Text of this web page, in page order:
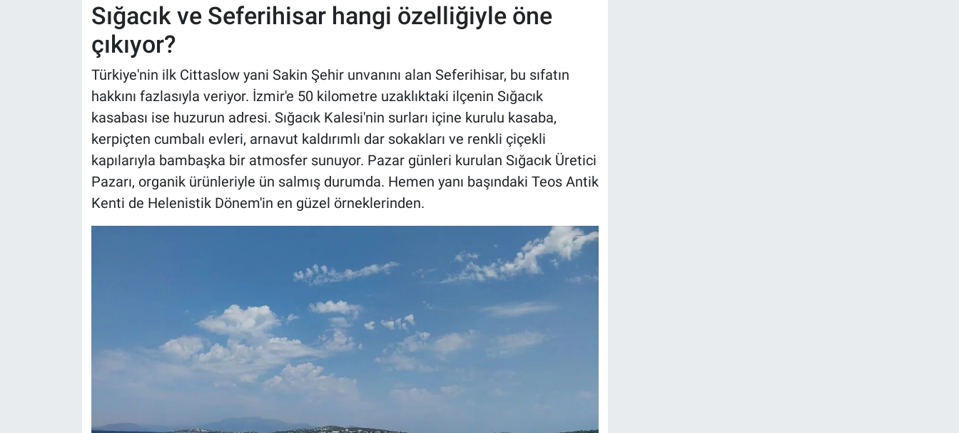
Sığacık ve Seferihisar hangi özelliğiyle öne
çıkıyor?
Türkiye'nin ilk Cittaslow yani Sakin Şehir unvanını alan Seferihisar, bu sıfatın
hakkını fazlasıyla veriyor. İzmir'e 50 kilometre uzaklıktaki ilçenin Sığacık
kasabası ise huzurun adresi. Sığacık Kalesi'nin surları içine kurulu kasaba,
kerpiçten cumbalı evleri, arnavut kaldırımlı dar sokakları ve renkli çiçekli
kapılarıyla bambaşka bir atmosfer sunuyor. Pazar günleri kurulan Sığacık Üretici
Pazarı, organik ürünleriyle ün salmış durumda. Hemen yanı başındaki Teos Antik
Kenti de Helenistik Dönem'in en güzel örneklerinden.